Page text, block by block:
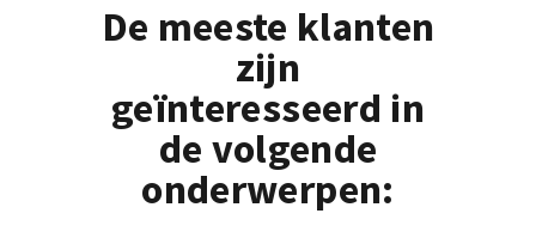
De meeste klanten
zijn
geïnteresseerd in
de volgende
onderwerpen: